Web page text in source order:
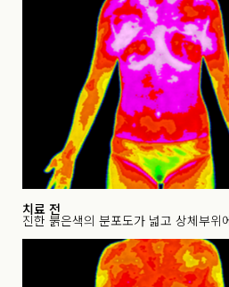
치료 전
진한 붉은색의 분포도가 넓고 상체부위